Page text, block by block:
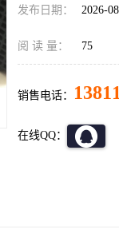
发布日期： 2026-
阅 读 量： 75
销售电话：
在线QQ：